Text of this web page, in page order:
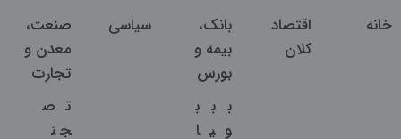
خانه
اقتصاد
کلان
بانک،
بیمه و
بورس
ب
و
ب
ی
ب
ا
سیاسی
صنعت،
معدن و
تجارت
ت
ج
ص
ن